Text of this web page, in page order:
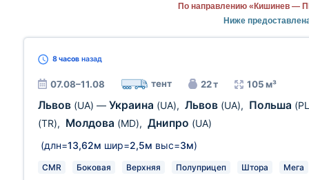
По направлению «Кишинев —
Ниже
8 часов назад
07.08–11.08 тент 22 т 105 м³
Львов (UA) — Украина (UA), Львов (UA), Польша
(TR), Молдова (MD), Днипро (UA)
(длн=13,62м шир=2,5м выс=3м)
CMR Боковая Верхняя Полуприцеп Штора Мега